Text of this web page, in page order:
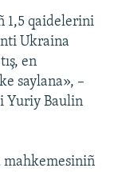
1,5 qaidelerini
Ukraina
en
saylana», –
Yuriy Baulin
mahkemesiniñ